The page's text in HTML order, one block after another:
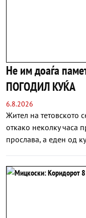
Не им доаѓа
ПОГОДИЛ КУЌА
6.8.2026
Жител на тетовското
откако неколку часа
прослава, а еден од